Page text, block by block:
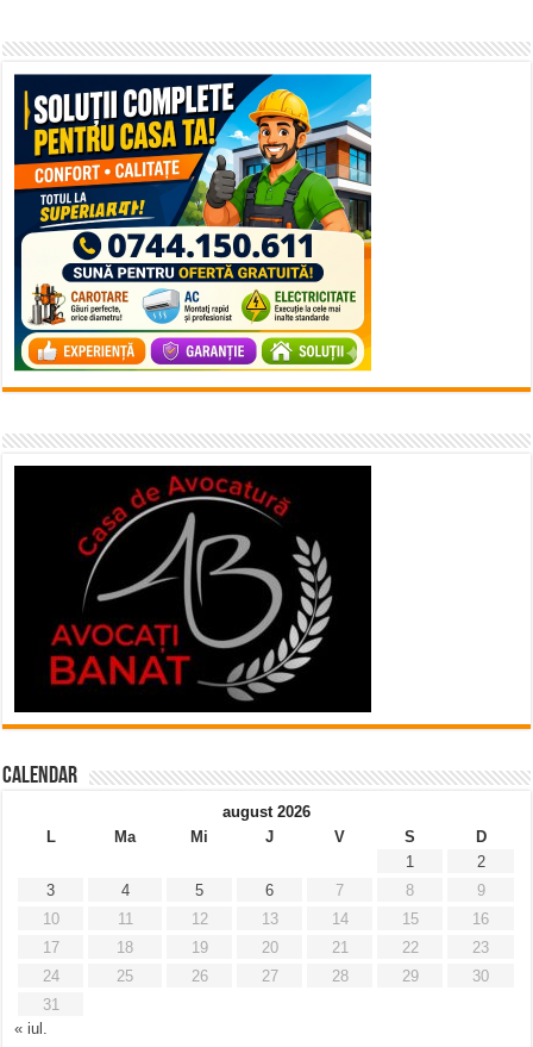
Calendar
august 2026
L
Ma Mi J V S
D
1
2
3
4 5 6 7 8
9
10
11 12 13 14 15
16
17
18 19 20 21 22
23
24
25 26 27 28 29
30
31
« iul.